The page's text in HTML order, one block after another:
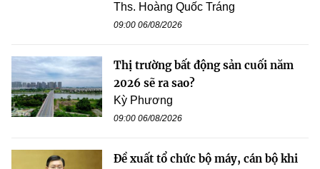
Ths. Hoàng Quốc Tráng
09:00 06/08/2026
Thị trường bất động sản cuối năm
2026 sẽ ra sao?
Kỳ Phương
09:00 06/08/2026
Đề xuất tổ chức bộ máy, cán bộ khi